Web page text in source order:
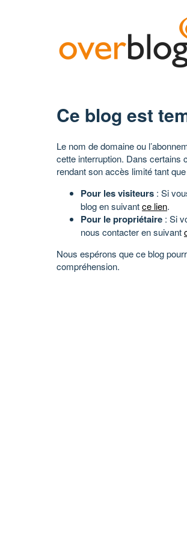
Ce blog est
Le nom de domaine ou
cette interruption. Dans certains
rendant son accès limité tant
Pour les visiteurs : Si
blog en suivantce lien.
Pour le propriétaire : Si
nous contacter en suivant
Nous espérons que ce blog
compréhension.